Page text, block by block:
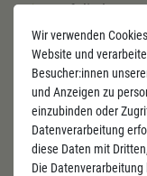
Kauf direkt
100 Tage
Kostenloser
Seit 10 Jahren
Apotheken
Wir verwenden
Website und
Besucher:innen
und Anzeigen zu
einzubinden oder
Datenverarbeitung
diese Daten mit
Die